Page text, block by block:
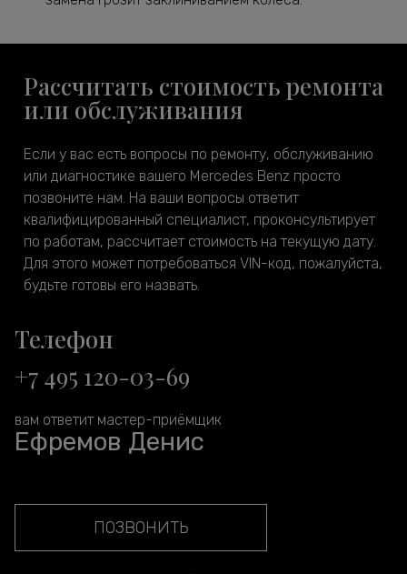
Рассчитать стоимость ремонта
или обслуживания
Если у вас есть вопросы по ремонту, обслуживанию
или диагностике вашего Mercedes Benz просто
позвоните нам. На ваши вопросы ответит
квалифицированный специалист, проконсультирует
по работам, рассчитает стоимость на текущую дату.
Для этого может потребоваться VIN-код, пожалуйста,
будьте готовы его назвать.
Телефон
+7 495 120-03-69
вам ответит мастер-приёмщик
Ефремов Денис
ПОЗВОНИТЬ